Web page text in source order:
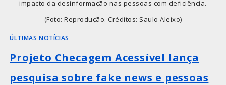
impacto da desinformação nas pessoas com deficiência.
(Foto: Reprodução. Créditos: Saulo Aleixo)
ÚLTIMAS NOTÍCIAS
Projeto Checagem Acessível lança
pesquisa sobre fake news e pessoas